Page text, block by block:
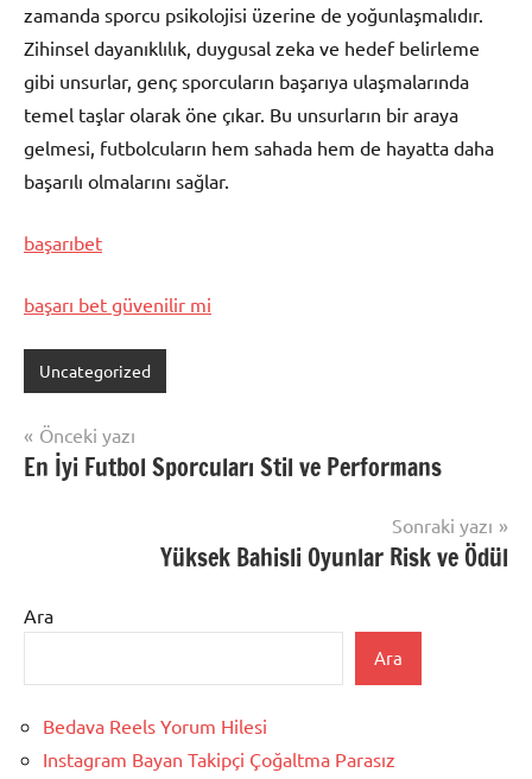
zamanda sporcu psikolojisi üzerine de yoğunlaşmalıdır.
Zihinsel dayanıklılık, duygusal zeka ve hedef belirleme
gibi unsurlar, genç sporcuların başarıya ulaşmalarında
temel taşlar olarak öne çıkar. Bu unsurların bir araya
gelmesi, futbolcuların hem sahada hem de hayatta daha
başarılı olmalarını sağlar.
başarıbet
başarı bet güvenilir mi
Uncategorized
Yazı
gezinmesi
Önceki yazı
En İyi Futbol Sporcuları Stil ve Performans
Sonraki yazı
Yüksek Bahisli Oyunlar Risk ve Ödül
Ara
Ara
Bedava Reels Yorum Hilesi
Instagram Bayan Takipçi Çoğaltma Parasız